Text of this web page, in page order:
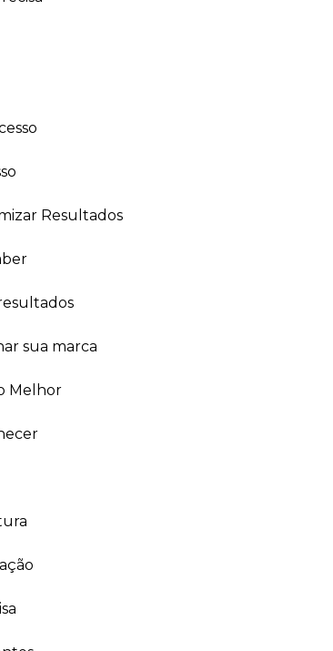
Resultados
sua marca
Melhor